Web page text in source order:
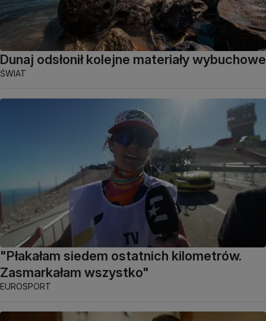
Dunaj odsłonił kolejne materiały wybuchowe
ŚWIAT
"Płakałam siedem ostatnich kilometrów.
Zasmarkałam wszystko"
EUROSPORT